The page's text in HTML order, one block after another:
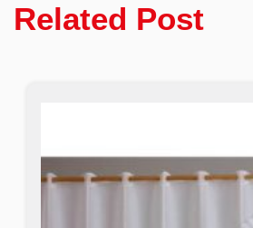
Related Post